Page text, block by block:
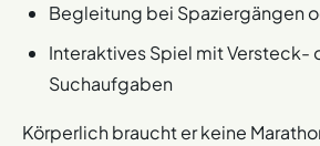
Begleitung bei Spaziergängen
Interaktives Spiel mit Versteck-
Suchaufgaben
Körperlich braucht er keine